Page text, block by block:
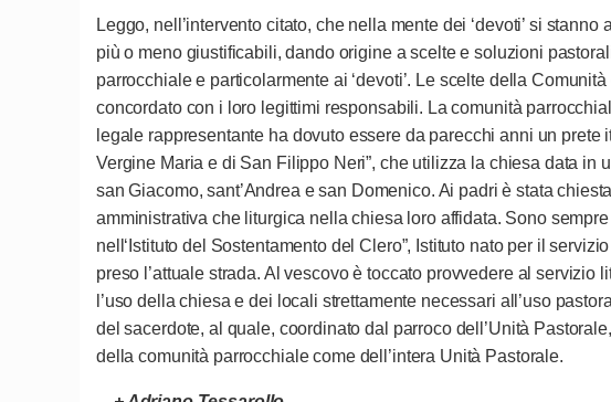
Leggo, nell’intervento citato, che nella mente dei ‘devoti’ si
più o meno giustificabili, dando origine a scelte e soluzioni
parrocchiale e particolarmente ai ‘devoti’. Le scelte della
concordato con i loro legittimi responsabili. La comunità
legale rappresentante ha dovuto essere da parecchi anni un
Vergine Maria e di San Filippo Neri”, che utilizza la chiesa data
san Giacomo, sant’Andrea e san Domenico. Ai padri è stata
amministrativa che liturgica nella chiesa loro affidata. Sono
nell‘Istituto del Sostentamento del Clero”, Istituto nato per il
preso l’attuale strada. Al vescovo è toccato provvedere al
l’uso della chiesa e dei locali strettamente necessari all’uso
del sacerdote, al quale, coordinato dal parroco dell’Unità
della comunità parrocchiale come dell’intera Unità Pastorale.